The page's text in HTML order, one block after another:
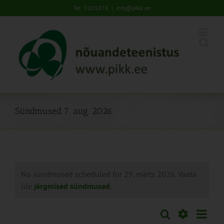
to
Tel: 5201078 | info@pikk.ee
Sündmused 7. aug. 2026
No sündmused scheduled for 29. märts 2026. Vaata
üle järgmised sündmused
Sündmused
Otsi Päev